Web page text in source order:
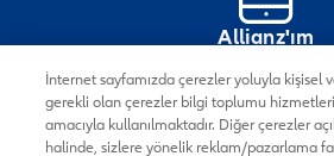
Allianz'ım
İnternet sayfamızda çerezler yoluyla kişisel
gerekli olan çerezler bilgi toplumu
amacıyla kullanılmaktadır. Diğer çerezler
halinde, sizlere yönelik reklam/pazarlama